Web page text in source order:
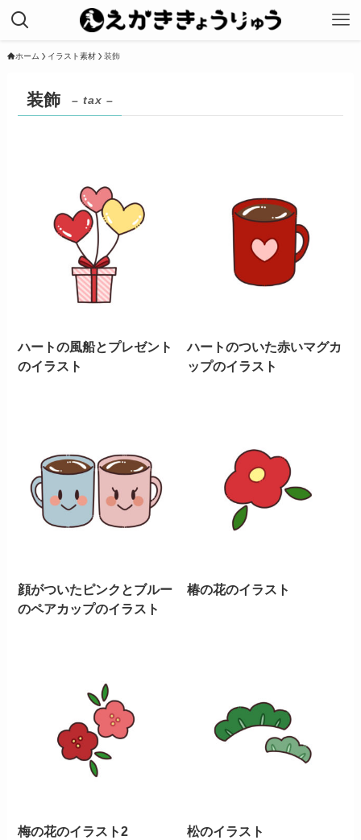
ホーム イラスト素材 装飾
装飾 – tax –
ハートの風船とプレゼント
のイラスト
ハートのついた赤いマグカ
ップのイラスト
顔がついたピンクとブルー
のペアカップのイラスト
椿の花のイラスト
梅の花のイラスト2 松のイラスト